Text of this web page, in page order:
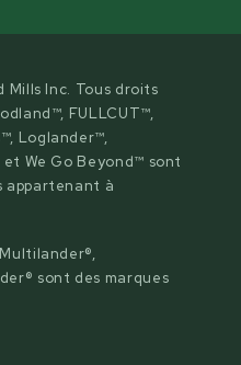
Mills Inc. Tous droits
FULLCUT™,
Loglander™,
We Go Beyond™ sont
appartenant à
sont des marques